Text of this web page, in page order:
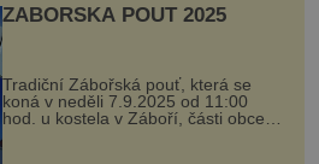
ZÁBOŘSKÁ POUŤ 2025
Tradiční Zábořská pouť, která se
koná v neděli 7.9.2025 od 11:00
hod. u kostela v Záboří, části obce
Kly u Mělníka. V programu naleznete
komentovanou prohlídku kostela,